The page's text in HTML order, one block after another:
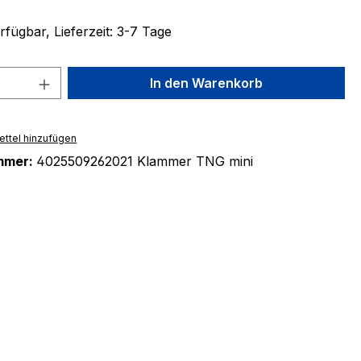
Lieferzeit: 3-7 Tage
Anzahl: Gib den gewünschten Wert
In den Warenkorb
hinzufügen
4025509262021 Klammer TNG mini